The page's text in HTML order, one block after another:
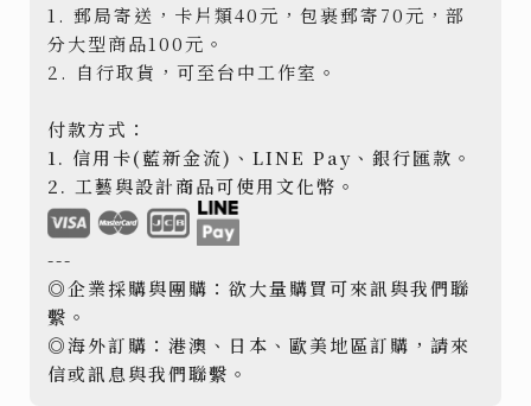
1. 郵局寄送，卡片類40元，包裹郵寄70元，部
分大型商品100元。
2. 自行取貨，可至台中工作室。
付款方式：
1. 信用卡(藍新金流)、LINE Pay、銀行匯款。
2. 工藝與設計商品可使用文化幣。
---
◎企業採購與團購：欲大量購買可來訊與我們聯
繫。
◎海外訂購：港澳、日本、歐美地區訂購，請來
信或訊息與我們聯繫。